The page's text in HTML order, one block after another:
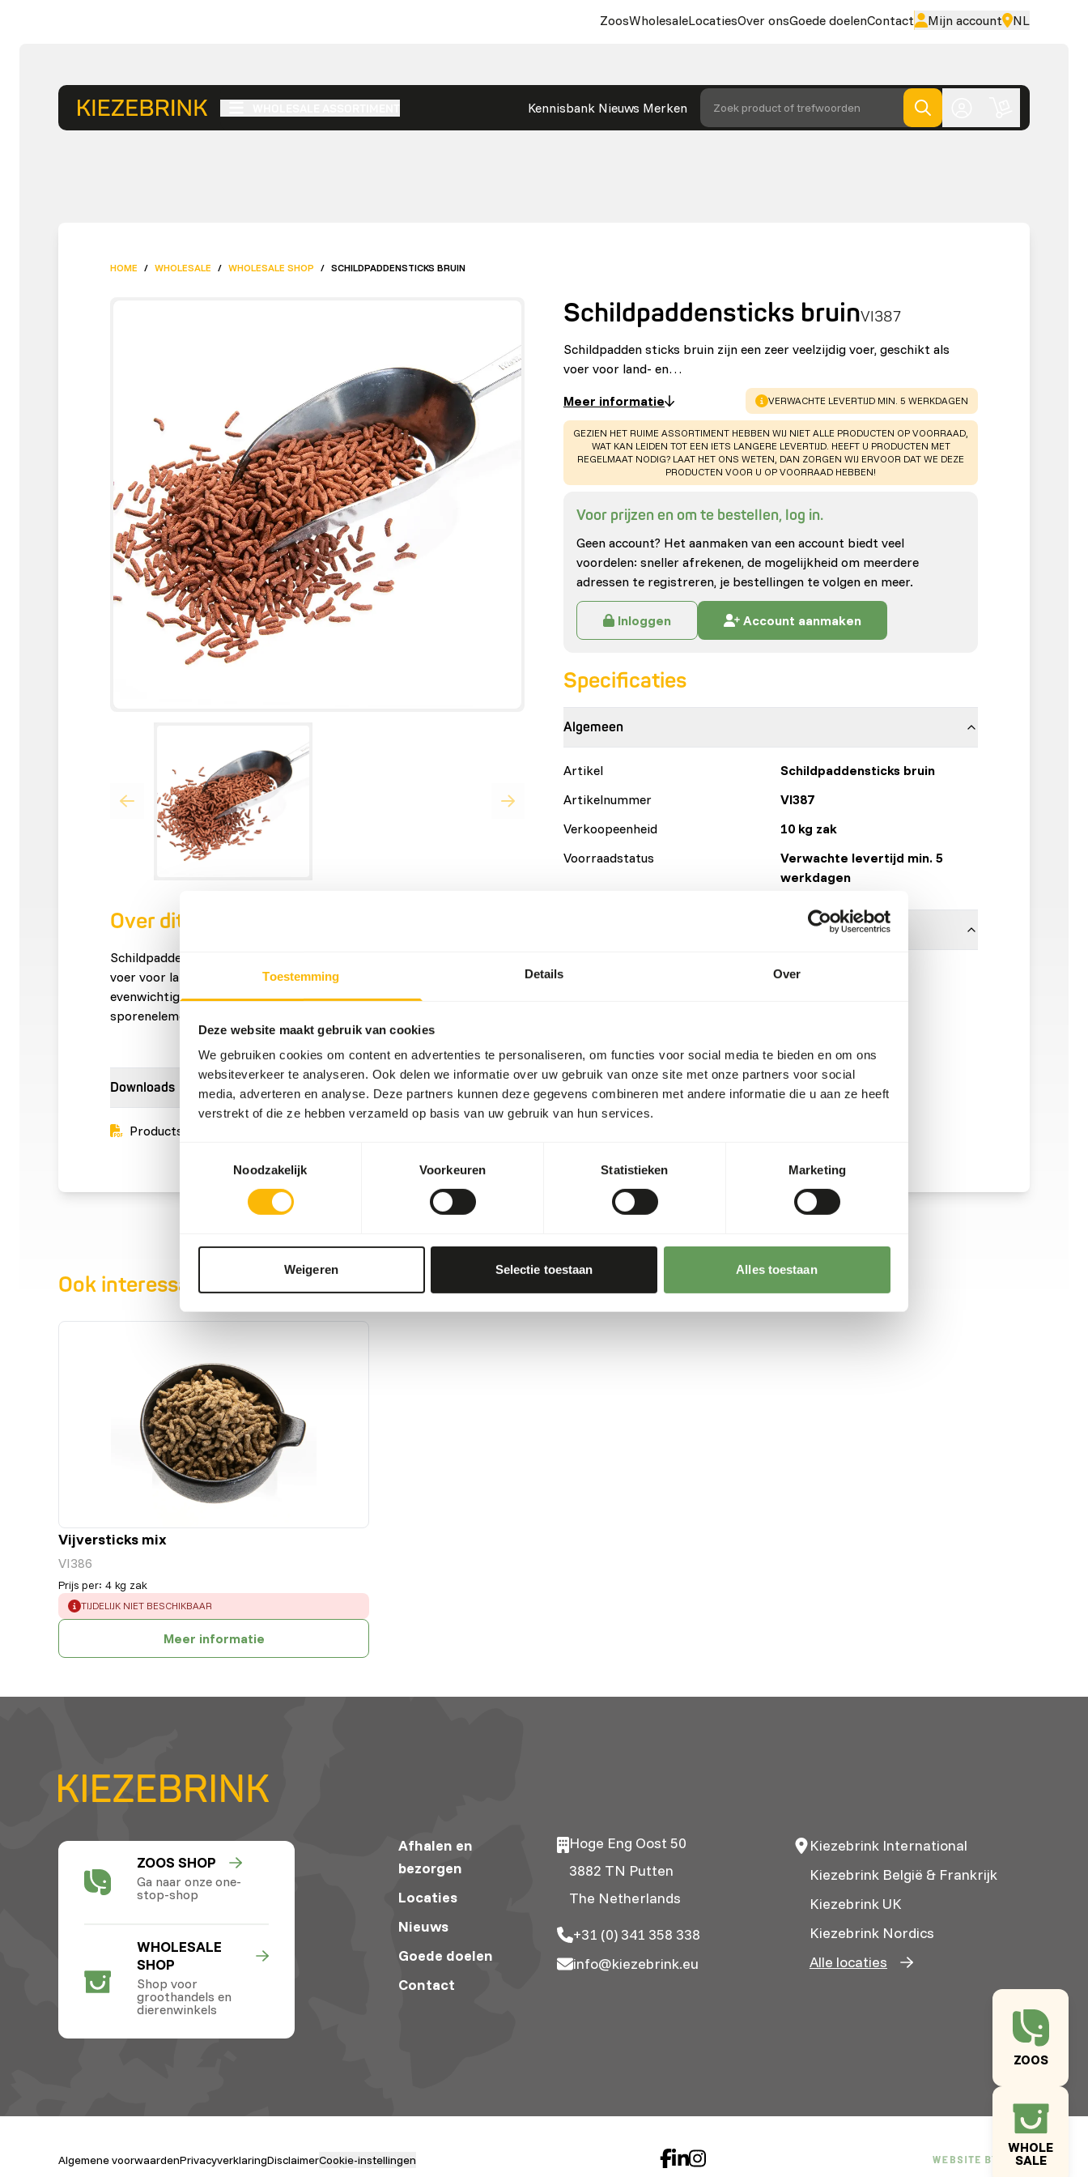
Toestemming Details Over
Deze website maakt gebruik van cookies
We gebruiken cookies om content en advertenties te personaliseren, om functies voor social media te bieden en om ons
websiteverkeer te analyseren. Ook delen we informatie over uw gebruik van onze site met onze partners voor social
media, adverteren en analyse. Deze partners kunnen deze gegevens combineren met andere informatie die u aan ze heeft
verstrekt of die ze hebben verzameld op basis van uw gebruik van hun services.
Noodzakelijk
Voorkeuren Statistieken Marketing
Weigeren Selectie toestaan Alles toestaan
ZoosWholesaleLocatiesOver onsGoede doelenContact Mijn account NL
Kennisbank Nieuws Merken Zoek product of trefwoorden
ZOOS
WHOLE
SALE
HOME / WHOLESALE / WHOLESALE SHOP / SCHILDPADDENSTICKS BRUIN
Over dit product
Schildpadden sticks bruin zijn een zeer veelzijdig voer, geschikt als
voer voor land- en waterschildpadden. Belangrijk voor een goede
evenwichtige groei, deze sticks zijn uitgebalanceerd en bevatten
sporenelementen, en alle noodzakelijke vitaminen.
Downloads
Productsheet
Schildpaddensticks bruinVI387
Schildpadden sticks bruin zijn een zeer veelzijdig voer, geschikt als
voer voor land- en…
Meer informatie
WARNING:
VERWACHTE LEVERTIJD MIN. 5 WERKDAGEN
WARNING:
GEZIEN HET RUIME ASSORTIMENT HEBBEN WIJ NIET ALLE PRODUCTEN OP VOORRAAD,
WAT KAN LEIDEN TOT EEN IETS LANGERE LEVERTIJD. HEEFT U PRODUCTEN MET
REGELMAAT NODIG? LAAT HET ONS WETEN, DAN ZORGEN WIJ ERVOOR DAT WE DEZE
PRODUCTEN VOOR U OP VOORRAAD HEBBEN!
Voor prijzen en om te bestellen, log in.
Geen account? Het aanmaken van een account biedt veel
voordelen: sneller afrekenen, de mogelijkheid om meerdere
adressen te registreren, je bestellingen te volgen en meer.
Inloggen Account aanmaken
Specificaties
Algemeen
Artikel
Schildpaddensticks bruin
Artikelnummer
VI387
Verkoopeenheid
10 kg zak
Voorraadstatus
Verwachte levertijd min. 5
werkdagen
Vivani Fishfood
Ook interessant
Vijversticks mix
VI386
Prijs per: 4 kg zak
ERROR :
TIJDELIJK NIET BESCHIKBAAR
Meer informatie
ZOOS SHOP
Ga naar onze one-
stop-shop
WHOLESALE
SHOP
Shop voor
groothandels en
dierenwinkels
Afhalen en
bezorgen
Locaties
Nieuws
Goede doelen
Contact
Hoge Eng Oost 50
3882 TN Putten
The Netherlands
+31 (0) 341 358 338
info@kiezebrink.eu
Kiezebrink International
Kiezebrink België & Frankrijk
Kiezebrink UK
Kiezebrink Nordics
Alle locaties
Algemene voorwaardenPrivacyverklaringDisclaimerCookie-instellingen